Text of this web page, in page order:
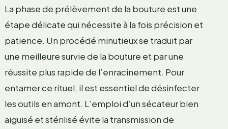
La phase de prélèvement de la bouture est une
étape délicate qui nécessite à la fois précision et
patience. Un procédé minutieux se traduit par
une meilleure survie de la bouture et par une
réussite plus rapide de l’enracinement. Pour
entamer ce rituel, il est essentiel de désinfecter
les outils en amont. L’emploi d’un sécateur bien
aiguisé et stérilisé évite la transmission de